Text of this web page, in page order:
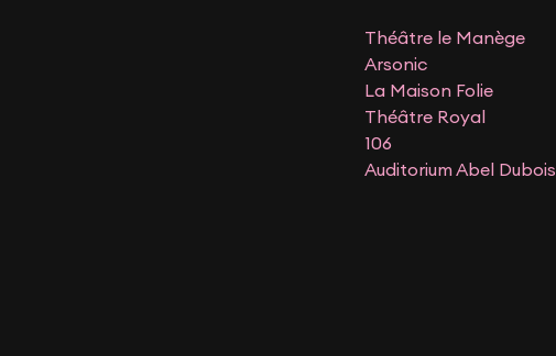
Théâtre le Manège
Arsonic
La Maison Folie
Théâtre Royal
106
Auditorium Abel Dubois